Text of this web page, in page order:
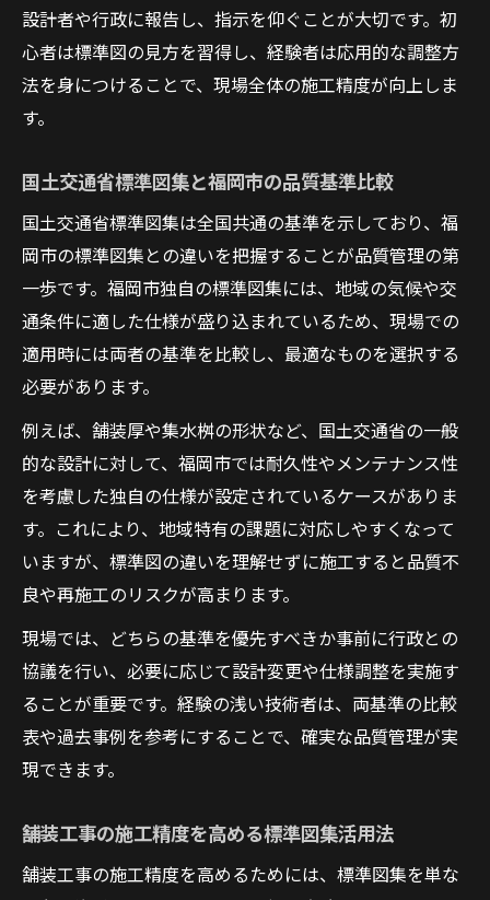
設計者や行政に報告し、指示を仰ぐことが大切です。初
心者は標準図の見方を習得し、経験者は応用的な調整方
法を身につけることで、現場全体の施工精度が向上しま
す。
国土交通省標準図集と福岡市の品質基準比較
国土交通省標準図集は全国共通の基準を示しており、福
岡市の標準図集との違いを把握することが品質管理の第
一歩です。福岡市独自の標準図集には、地域の気候や交
通条件に適した仕様が盛り込まれているため、現場での
適用時には両者の基準を比較し、最適なものを選択する
必要があります。
例えば、舗装厚や集水桝の形状など、国土交通省の一般
的な設計に対して、福岡市では耐久性やメンテナンス性
を考慮した独自の仕様が設定されているケースがありま
す。これにより、地域特有の課題に対応しやすくなって
いますが、標準図の違いを理解せずに施工すると品質不
良や再施工のリスクが高まります。
現場では、どちらの基準を優先すべきか事前に行政との
協議を行い、必要に応じて設計変更や仕様調整を実施す
ることが重要です。経験の浅い技術者は、両基準の比較
表や過去事例を参考にすることで、確実な品質管理が実
現できます。
舗装工事の施工精度を高める標準図集活用法
舗装工事の施工精度を高めるためには、標準図集を単な